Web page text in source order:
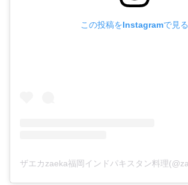
この投稿をInstagramで見る